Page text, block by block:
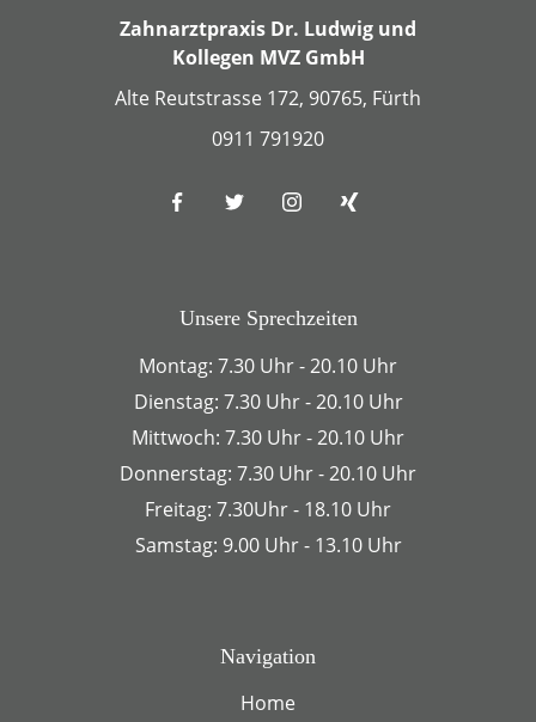
Zahnarztpraxis Dr. Ludwig und
Kollegen MVZ GmbH
Alte Reutstrasse 172, 90765, Fürth
0911 791920
Unsere Sprechzeiten
Montag: 7.30 Uhr - 20.10 Uhr
Dienstag: 7.30 Uhr - 20.10 Uhr
Mittwoch: 7.30 Uhr - 20.10 Uhr
Donnerstag: 7.30 Uhr - 20.10 Uhr
Freitag: 7.30Uhr - 18.10 Uhr
Samstag: 9.00 Uhr - 13.10 Uhr
Navigation
Home